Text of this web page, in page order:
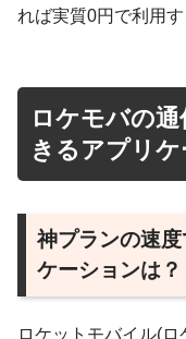
れば実質0円で利用す
ロケモバの
きるアプリ
神プランの速
ケーションは？
ロケットモバイル(